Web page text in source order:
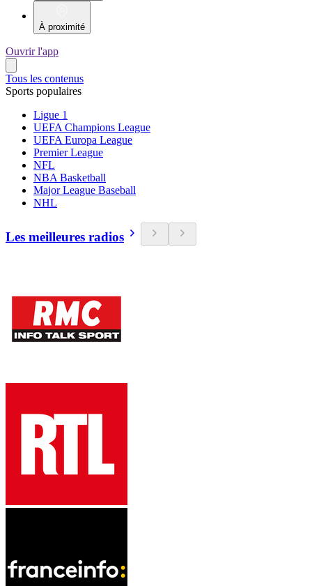
À proximité
Ouvrir l'app
Tous les contenus
Sports populaires
Ligue 1
UEFA Champions League
UEFA Europa League
Premier League
NFL
NBA Basketball
Major League Baseball
NHL
Les meilleures radios